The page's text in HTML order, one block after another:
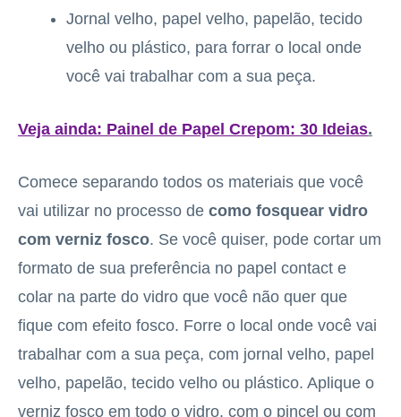
Jornal velho, papel velho, papelão, tecido
velho ou plástico, para forrar o local onde
você vai trabalhar com a sua peça.
Veja ainda: Painel de Papel Crepom: 30 Ideias.
Comece separando todos os materiais que você
vai utilizar no processo de como fosquear vidro
com verniz fosco. Se você quiser, pode cortar um
formato de sua preferência no papel contact e
colar na parte do vidro que você não quer que
fique com efeito fosco. Forre o local onde você vai
trabalhar com a sua peça, com jornal velho, papel
velho, papelão, tecido velho ou plástico. Aplique o
verniz fosco em todo o vidro, com o pincel ou com